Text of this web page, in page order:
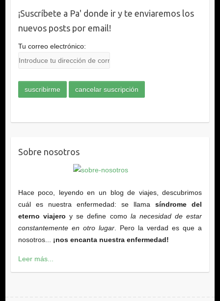
¡Suscríbete a Pa' donde ir y te enviaremos los
nuevos posts por email!
Tu correo electrónico:
Sobre nosotros
Hace poco, leyendo en un blog de viajes, descubrimos
cuál es nuestra enfermedad: se llamasíndrome del
eterno viajero y se define como la necesidad de estar
constantemente en otro lugar. Pero la verdad es que a
nosotros... ¡nos encanta nuestra enfermedad!
Leer más...